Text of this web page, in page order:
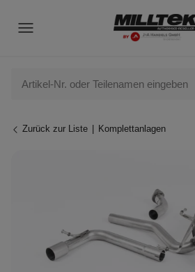
Zurück zur Liste Komplettanlagen